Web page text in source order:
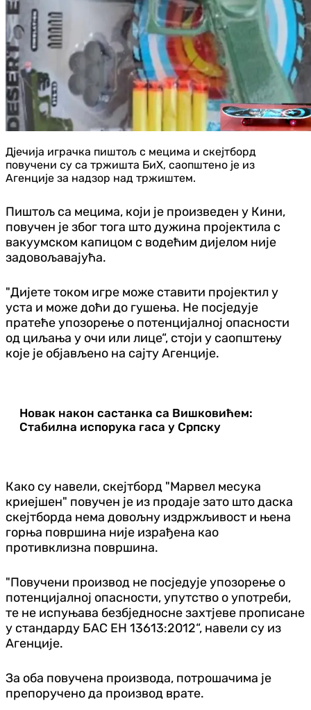
Дјечија играчка пиштољ с мецима и скејтборд
повучени су са тржишта БиХ, саопштено је из
Агенције за надзор над тржиштем.
Пиштољ са мецима, који је произведен у Кини,
повучен је због тога што дужина пројектила с
вакуумском капицом с водећим дијелом није
задовољавајућа.
"Дијете током игре може ставити пројектил у
уста и може доћи до гушења. Не посједује
пратеће упозорење о потенцијалној опасности
од циљања у очи или лице“, стоји у саопштењу
које је објављено на сајту Агенције.
Новак након састанка са Вишковићем:
Стабилна испорука гаса у Српску
Како су навели, скејтборд "Марвел месука
криејшен" повучен је из продаје зато што даска
скејтборда нема довољну издржљивост и њена
горња површина није израђена као
противклизна површина.
"Повучени производ не посједује упозорење о
потенцијалној опасности, упутство о употреби,
те не испуњава безбједносне захтјеве прописане
у стандарду БАС ЕН 13613:2012“, навели су из
Агенције.
За оба повучена производа, потрошачима је
препоручено да производ врате.